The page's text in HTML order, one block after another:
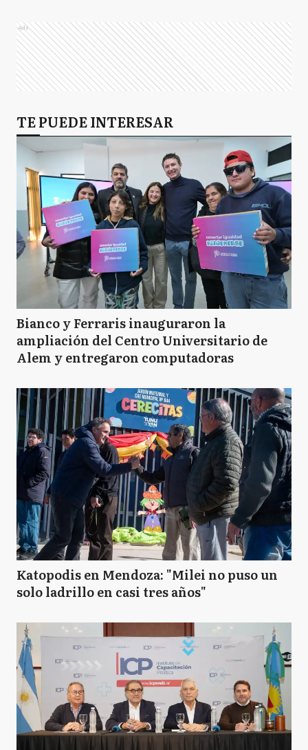
Ads
TE PUEDE INTERESAR
Bianco y Ferraris inauguraron la
ampliación del Centro Universitario de
Alem y entregaron computadoras
Katopodis en Mendoza: "Milei no puso un
solo ladrillo en casi tres años"